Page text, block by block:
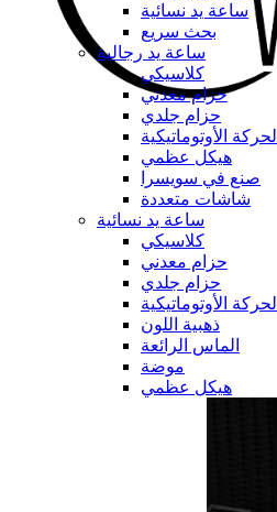
ساعة يد نسائية
بحث سريع
ساعة يد رجالية
كلاسيكي
حزام معدني
حزام جلدي
الحركة الأوتوماتيكية
هيكل عظمي
صنع في سويسرا
شاشات متعددة
ساعة يد نسائية
كلاسيكي
حزام معدني
حزام جلدي
الحركة الأوتوماتيكية
ذهبية اللون
الماس الرائعة
موضة
هيكل عظمي